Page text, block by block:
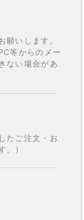
願いします。
等からのメー
ない場合があ
たご注文・お
。）